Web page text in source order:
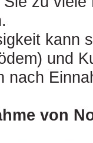
kann
und
nach
von